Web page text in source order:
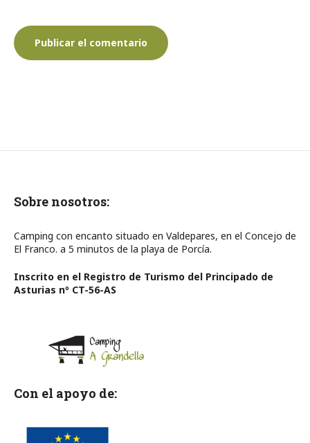
Sobre nosotros:
Camping con encanto situado en Valdepares, en el Concejo de
El Franco. a 5 minutos de la playa de Porcía.
Inscrito en el Registro de Turismo del Principado de
Asturias nº CT-56-AS
Con el apoyo de: